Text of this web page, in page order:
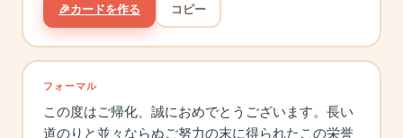
🎉カードを作る コピー
フォーマル
この度はご帰化、誠におめでとうございます。長い
道のりと並々ならぬご努力の末に得られたこの栄誉